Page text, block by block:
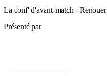
La conf' d'avant-match -
Présenté par